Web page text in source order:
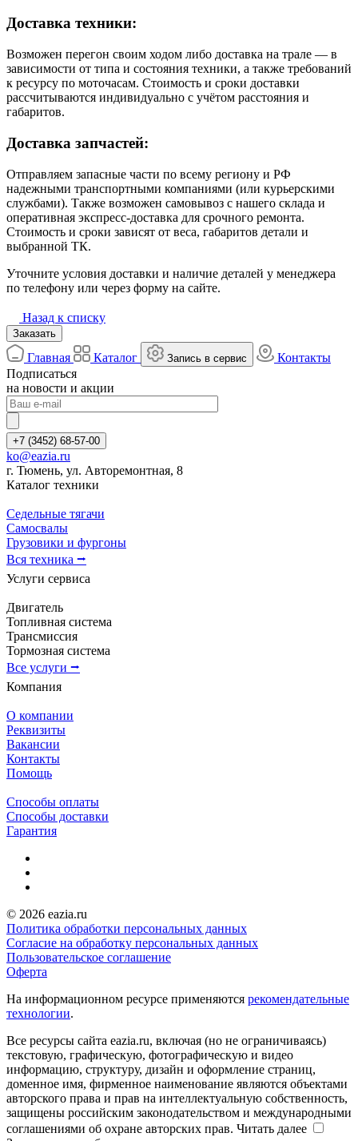
Доставка техники:
Возможен перегон своим ходом либо доставка на трале — в
зависимости от типа и состояния техники, а также требований
к ресурсу по моточасам. Стоимость и сроки доставки
рассчитываются индивидуально с учётом расстояния и
габаритов.
Доставка запчастей:
Отправляем запасные части по всему региону и РФ
надежными транспортными компаниями (или курьерскими
службами). Также возможен самовывоз с нашего склада и
оперативная экспресс-доставка для срочного ремонта.
Стоимость и сроки зависят от веса, габаритов детали и
выбранной ТК.
Уточните условия доставки и наличие деталей у менеджера
по телефону или через форму на сайте.
Назад к списку
Заказать
Главная Каталог Запись в сервис
Контакты
Подписаться
на новости и акции
+7 (3452) 68-57-00
ko@eazia.ru
г. Тюмень, ул. Авторемонтная, 8
Каталог техники
Седельные тягачи
Самосвалы
Грузовики и фургоны
Вся техника ⭢
Услуги сервиса
Двигатель
Топливная система
Трансмиссия
Тормозная система
Все услуги ⭢
Компания
О компании
Реквизиты
Вакансии
Контакты
Помощь
Способы оплаты
Способы доставки
Гарантия
© 2026 eazia.ru
Политика обработки персональных данных
Согласие на обработку персональных данных
Пользовательское соглашение
Оферта
На информационном ресурсе применяются рекомендательные
технологии.
Все ресурсы сайта eazia.ru, включая (но не ограничиваясь)
текстовую, графическую, фотографическую и видео
информацию, структуру, дизайн и оформление страниц,
доменное имя, фирменное наименование являются объектами
авторского права и прав на интеллектуальную собственность,
защищены российским законодательством и международными
соглашениями об охране авторских прав. Читать далее